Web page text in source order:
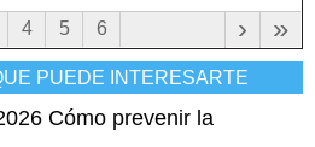
4 5 6 »
›
PUEDE INTERESARTE
Cómo prevenir la